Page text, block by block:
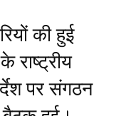
की हुई
राष्ट्रीय
पर संगठन